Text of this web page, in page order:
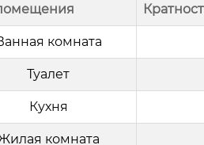
комната
Туалет
Кухня
комната